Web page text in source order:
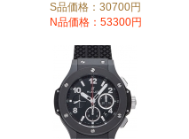
S品価格：30700円
N品価格：53300円